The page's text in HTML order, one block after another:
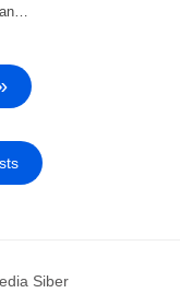
Siber